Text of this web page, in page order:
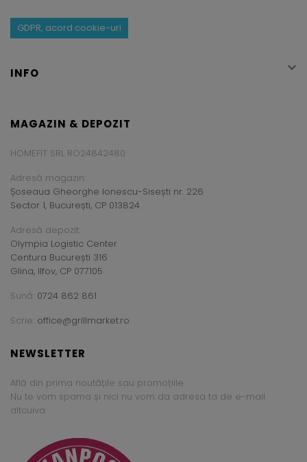
GDPR, acord cookie-uri
INFO 
MAGAZIN & DEPOZIT
HOMEFIT SRL RO24842480
Adresă magazin:
Șoseaua Gheorghe Ionescu-Sisești nr. 226
Sector 1, București, CP 013824
Adresă depozit:
Olympia Logistic Center
Centura București 316
Glina, Ilfov, CP 077105
Sună: 0724 862 861
Scrie: office@grillmarket.ro
NEWSLETTER
Află din prima noutățile sau promoțiile.
Nu te vom spama și nici nu vom da adresa ta de e-mail
altcuiva.